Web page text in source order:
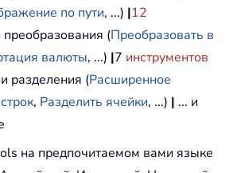
по пути, ...) |12
преобразования (Преобразовать в
валюты, ...) |7 инструментов
разделения (Расширенное
, Разделить ячейки, ...) | ... и
на предпочитаемом вами языке